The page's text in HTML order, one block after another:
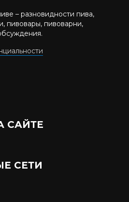
– разновидности пива,
пивовары, пивоварни,
САЙТЕ
СЕТИ